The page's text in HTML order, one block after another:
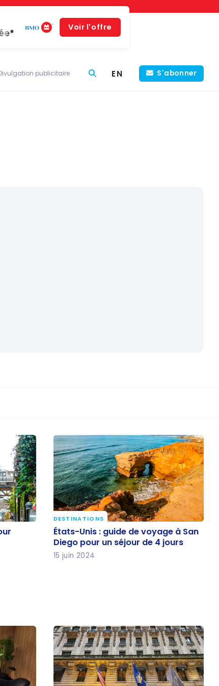
Voir l'offre
publicitaire EN S'abonner
États-Unis : guide de voyage à
San Diego pour un séjour de 4
jours
DESTINATIONS
États-Unis : guide de voyage à San
Diego pour un séjour de 4 jours
15 juin 2024